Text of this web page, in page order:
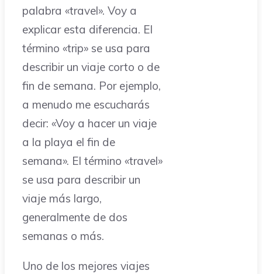
palabra «travel». Voy a
explicar esta diferencia. El
término «trip» se usa para
describir un viaje corto o de
fin de semana. Por ejemplo,
a menudo me escucharás
decir: «Voy a hacer un viaje
a la playa el fin de
semana». El término «travel»
se usa para describir un
viaje más largo,
generalmente de dos
semanas o más.
Uno de los mejores viajes